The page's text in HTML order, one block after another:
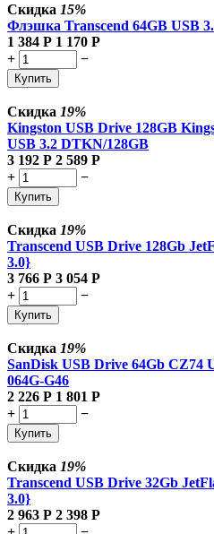
Скидка 15%
Флэшка Transcend 64GB USB
1 384 Р 1 170 Р
+
−
Купить
Скидка 19%
Kingston USB Drive 128GB
USB 3.2 DTKN/128GB
3 192 Р 2 589 Р
+
−
Купить
Скидка 19%
Transcend USB Drive 128Gb
3.0}
3 766 Р 3 054 Р
+
−
Купить
Скидка 19%
SanDisk USB Drive 64Gb CZ74
064G-G46
2 226 Р 1 801 Р
+
−
Купить
Скидка 19%
Transcend USB Drive 32Gb
3.0}
2 963 Р 2 398 Р